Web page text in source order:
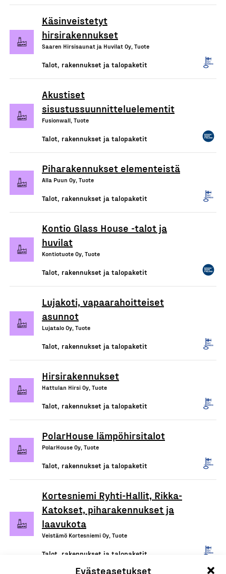
Evästeasetukset
Käsinveistetyt
hirsirakennukset
Saaren Hirsisaunat ja Huvilat Oy, Tuote
Talot, rakennukset ja talopaketit
Akustiset
sisustussuunnitteluelementit
Fusionwall, Tuote
Talot, rakennukset ja talopaketit
Piharakennukset elementeistä
Alla Puun Oy, Tuote
Talot, rakennukset ja talopaketit
Kontio Glass House -talot ja
huvilat
Kontiotuote Oy, Tuote
Talot, rakennukset ja talopaketit
Lujakoti, vapaarahoitteiset
asunnot
Lujatalo Oy, Tuote
Talot, rakennukset ja talopaketit
Hirsirakennukset
Hattulan Hirsi Oy, Tuote
Talot, rakennukset ja talopaketit
PolarHouse lämpöhirsitalot
PolarHouse Oy, Tuote
Talot, rakennukset ja talopaketit
Kortesniemi Ryhti-Hallit, Rikka-
Katokset, piharakennukset ja
laavukota
Veistämö Kortesniemi Oy, Tuote
Talot, rakennukset ja talopaketit